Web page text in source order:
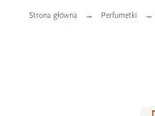
Strona główna Perfumetki